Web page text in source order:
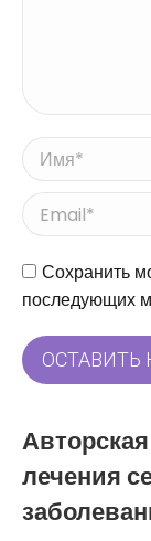
Имя *
Email *
СайтСохранить
последующих
лечения